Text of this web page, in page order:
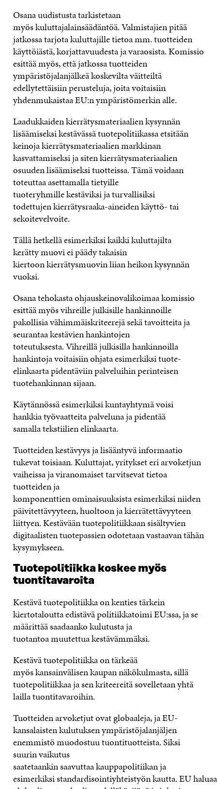
Osana uudistusta tarkistetaan
myös kuluttajalainsäädäntöä. Valmistajien pitää
jatkossa tarjota kuluttajille tietoa mm. tuotteiden
käyttöiästä, korjattavuudesta ja varaosista. Komissio
esittää myös, että jatkossa tuotteiden
ympäristöjalanjälkeä koskevilta väitteiltä
edellytettäisiin perusteluja, joita voitaisiin
yhdenmukaistaa EU:n ympäristömerkin alle.
Laadukkaiden kierrätysmateriaalien kysynnän
lisäämiseksi kestävässä tuotepolitiikassa etsitään
keinoja kierrätysmateriaalien markkinan
kasvattamiseksi ja siten kierrätysmateriaalien
osuuden lisäämiseksi tuotteissa. Tämä voidaan
toteuttaa asettamalla tietyille
tuoteryhmille kestäviksi ja turvallisiksi
todettujen kierrätysraaka-aineiden käyttö- tai
sekoitevelvoite.
Tällä hetkellä esimerkiksi kaikki kuluttajilta
kerätty muovi ei päädy takaisin
kiertoon kierrätysmuovin liian heikon kysynnän
vuoksi.
Osana tehokasta ohjauskeinovalikoimaa komissio
esittää myös vihreille julkisille hankinnoille
pakollisia vähimmäiskriteerejä sekä tavoitteita ja
seurantaa kestävien hankintojen
toteutuksesta. Vihreillä julkisilla hankinnoilla
hankintoja voitaisiin ohjata esimerkiksi tuote-
elinkaarta pidentäviin palveluihin perinteisen
tuotehankinnan sijaan.
Käytännössä esimerkiksi kuntayhtymä voisi
hankkia työvaatteita palveluna ja pidentää
samalla tekstiilien elinkaarta.
Tuotteiden kestävyys ja lisääntyvä informaatio
tukevat toisiaan. Kuluttajat, yritykset eri arvoketjun
vaiheissa ja viranomaiset tarvitsevat tietoa
tuotteiden ja
komponenttien ominaisuuksista esimerkiksi niiden
päivitettävyyteen, huoltoon ja kierrätettävyyteen
liittyen. Kestävään tuotepolitiikkaan sisältyvien
digitaalisten tuotepassien odotetaan vastaavan tähän
kysymykseen.
Tuotepolitiikka koskee myös
tuontitavaroita
Kestävä tuotepolitiikka on kenties tärkein
kiertotaloutta edistävä politiikkatoimi EU:ssa, ja se
määrittää saadaanko kulutusta ja
tuotantoa muutettua kestävämmäksi.
Kestävä tuotepolitiikka on tärkeää
myös kansainvälisen kaupan näkökulmasta, sillä
tuotepolitiikkaa ja sen kriteereitä sovelletaan yhtä
lailla tuontitavaroihin.
Tuotteiden arvoketjut ovat globaaleja, ja EU-
kansalaisten kulutuksen ympäristöjalanjäljen
enemmistö muodostuu tuontituotteista. Siksi
suurin vaikutus
saatetaankin saavuttaa kauppapolitiikan ja
esimerkiksi standardisointiyhteistyön kautta. EU